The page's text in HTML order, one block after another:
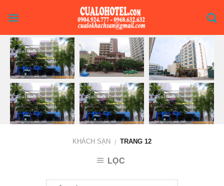
KHÁCH SẠN / TRANG 12
LỌC